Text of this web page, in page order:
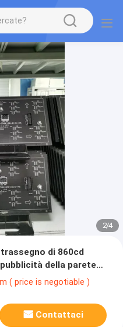
2/4
di 860cd
della parete
( price is negotiable )
Contattaci